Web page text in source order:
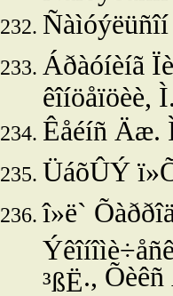
Áðàóíèíã
êîíöåïöèè,
Êåéíñ Äæ.
ÜáõÛÝ
î»ë`
³ßË.,